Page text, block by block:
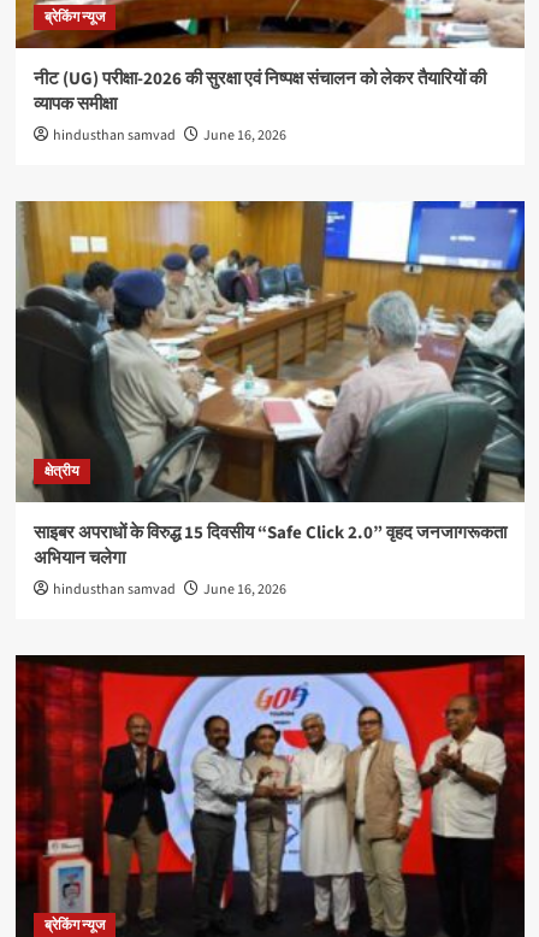
ब्रेकिंग न्यूज
नीट (UG) परीक्षा-2026 की सुरक्षा एवं निष्पक्ष संचालन को लेकर तैयारियों की
व्यापक समीक्षा
hindusthan samvad June 16, 2026
क्षेत्रीय
साइबर अपराधों के विरुद्ध 15 दिवसीय “Safe Click 2.0” वृहद जनजागरूकता
अभियान चलेगा
hindusthan samvad June 16, 2026
ब्रेकिंग न्यूज